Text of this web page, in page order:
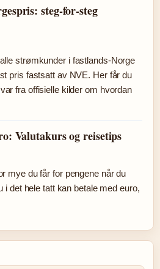
steg-for-steg
strømkunder i fastlands-Norge
pris fastsatt av NVE. Her får du
fra offisielle kilder om hvordan
Valutakurs og reisetips
mye du får for pengene når du
i det hele tatt kan betale med euro,